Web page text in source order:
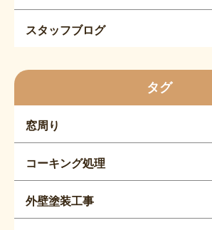
スタッフブログ
タグ
窓周り
コーキング処理
外壁塗装工事